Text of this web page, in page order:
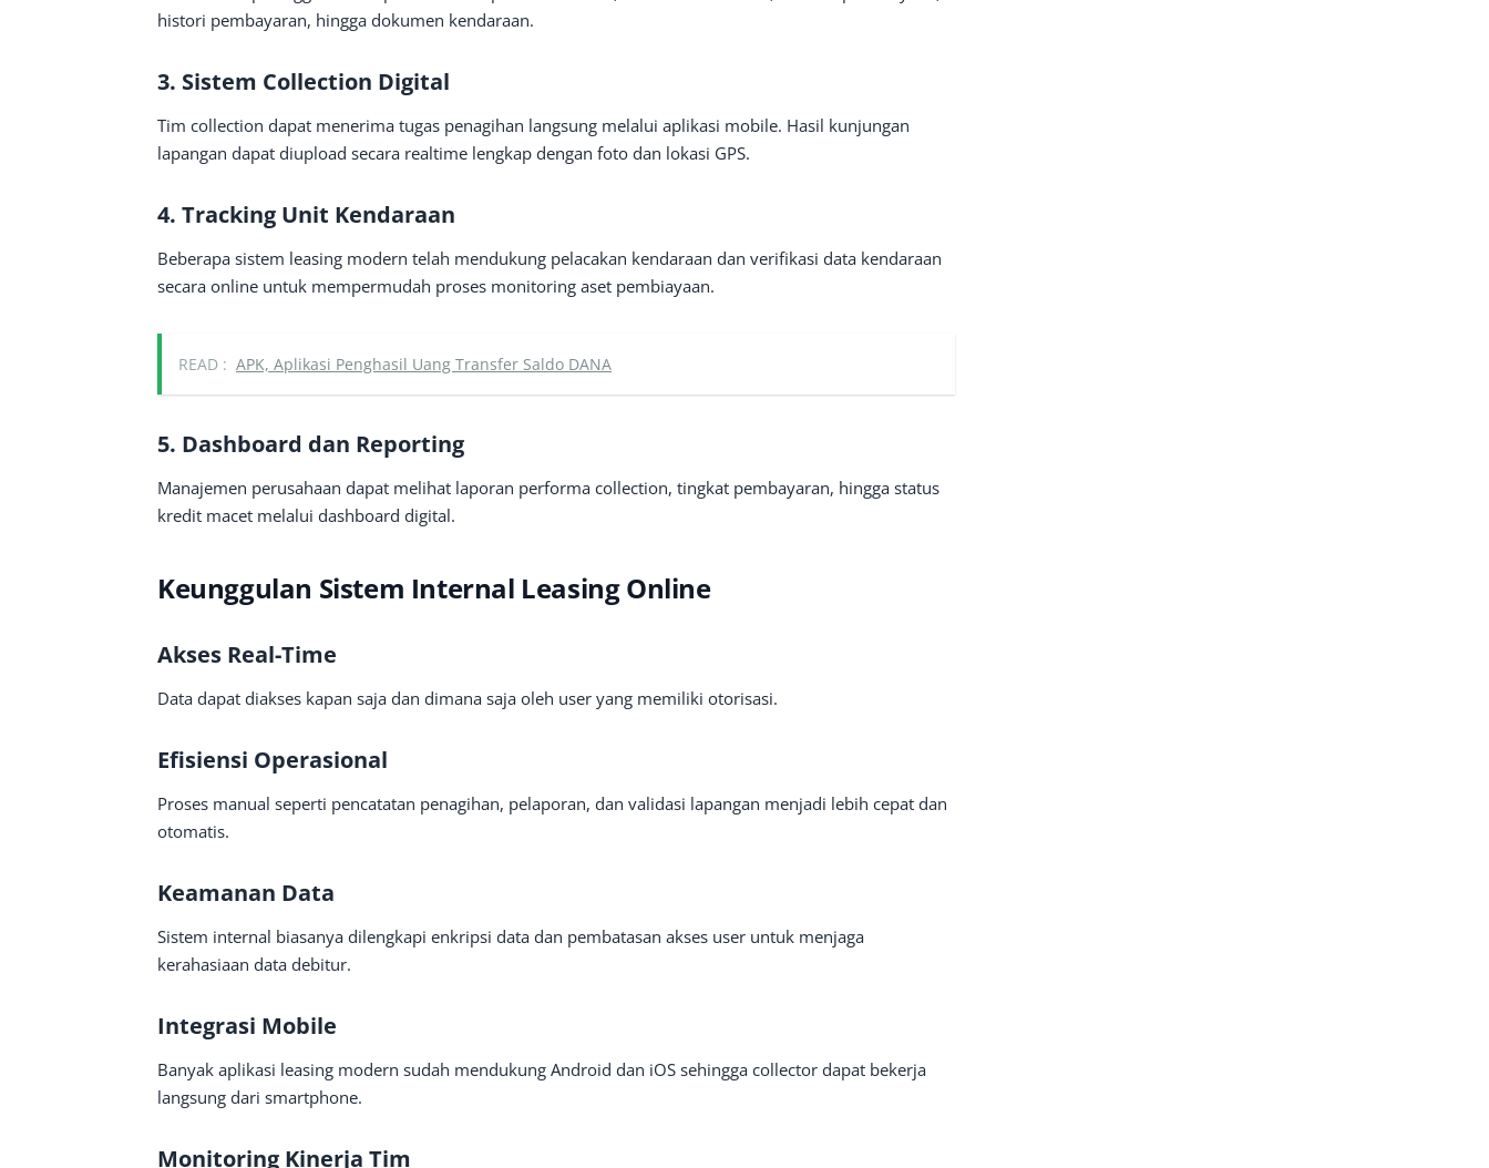
histori pembayaran, hingga dokumen kendaraan.
3. Sistem Collection Digital
Tim collection dapat menerima tugas penagihan langsung melalui aplikasi mobile. Hasil kunjungan
lapangan dapat diupload secara realtime lengkap dengan foto dan lokasi GPS.
4. Tracking Unit Kendaraan
Beberapa sistem leasing modern telah mendukung pelacakan kendaraan dan verifikasi data kendaraan
secara online untuk mempermudah proses monitoring aset pembiayaan.
READ : APK, Aplikasi Penghasil Uang Transfer Saldo DANA
5. Dashboard dan Reporting
Manajemen perusahaan dapat melihat laporan performa collection, tingkat pembayaran, hingga status
kredit macet melalui dashboard digital.
Keunggulan Sistem Internal Leasing Online
Akses Real-Time
Data dapat diakses kapan saja dan dimana saja oleh user yang memiliki otorisasi.
Efisiensi Operasional
Proses manual seperti pencatatan penagihan, pelaporan, dan validasi lapangan menjadi lebih cepat dan
otomatis.
Keamanan Data
Sistem internal biasanya dilengkapi enkripsi data dan pembatasan akses user untuk menjaga
kerahasiaan data debitur.
Integrasi Mobile
Banyak aplikasi leasing modern sudah mendukung Android dan iOS sehingga collector dapat bekerja
langsung dari smartphone.
Monitoring Kinerja Tim